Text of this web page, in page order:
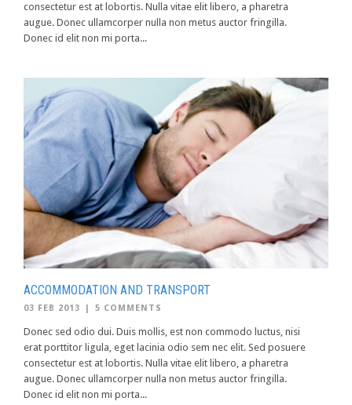
consectetur est at lobortis. Nulla vitae elit libero, a pharetra
augue. Donec ullamcorper nulla non metus auctor fringilla.
Donec id elit non mi porta...
ACCOMMODATION AND TRANSPORT
03 FEB 2013 | 5 COMMENTS
Donec sed odio dui. Duis mollis, est non commodo luctus, nisi
erat porttitor ligula, eget lacinia odio sem nec elit. Sed posuere
consectetur est at lobortis. Nulla vitae elit libero, a pharetra
augue. Donec ullamcorper nulla non metus auctor fringilla.
Donec id elit non mi porta...